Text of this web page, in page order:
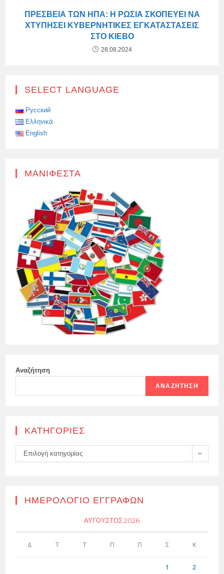
ΠΡΕΣΒΕΊΑ ΤΩΝ ΗΠΑ: Η ΡΩΣΊΑ ΣΚΟΠΕΎΕΙ ΝΑ
ΧΤΥΠΉΣΕΙ ΚΥΒΕΡΝΗΤΙΚΈΣ ΕΓΚΑΤΑΣΤΆΣΕΙΣ
ΣΤΟ ΚΊΕΒΟ
28.08.2024
SELECT LANGUAGE
Русский
Ελληνικά
English
ΜΑΝΙΦΈΣΤΑ
Αναζήτηση
ΑΝΑΖΉΤΗΣΗ
KΑΤΗΓΟΡΊΕΣ
Kατηγορίες
Επιλογή κατηγορίας
ΗΜΕΡΟΛΌΓΙΟ ΕΓΓΡΑΦΏΝ
ΑΎΓΟΥΣΤΟΣ 2026
Δ Τ Τ Π Π Σ Κ
1 2